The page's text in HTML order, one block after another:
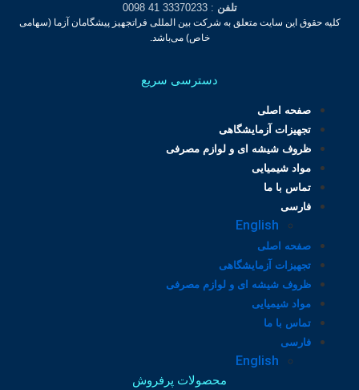
تلفن: 33370233 41 0098
کلیه حقوق این سایت متعلق به شرکت بین المللی فراتجهیز پیشگامان آزما (سهامی
خاص) می‌باشد.
دسترسی سریع
صفحه اصلی
تجهیزات آزمایشگاهی
ظروف شیشه ای و لوازم مصرفی
مواد شیمیایی
تماس با ما
فارسی
English
صفحه اصلی
تجهیزات آزمایشگاهی
ظروف شیشه ای و لوازم مصرفی
مواد شیمیایی
تماس با ما
فارسی
English
محصولات پرفروش